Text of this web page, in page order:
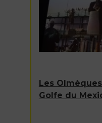
Les
Golfe du